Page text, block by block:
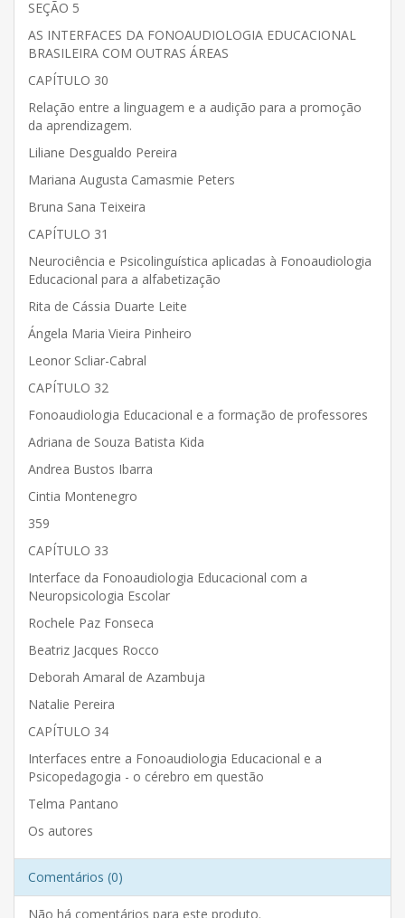
SEÇÃO 5
AS INTERFACES DA FONOAUDIOLOGIA EDUCACIONAL
BRASILEIRA COM OUTRAS ÁREAS
CAPÍTULO 30
Relação entre a linguagem e a audição para a promoção
da aprendizagem.
Liliane Desgualdo Pereira
Mariana Augusta Camasmie Peters
Bruna Sana Teixeira
CAPÍTULO 31
Neurociência e Psicolinguística aplicadas à Fonoaudiologia
Educacional para a alfabetização
Rita de Cássia Duarte Leite
Ángela Maria Vieira Pinheiro
Leonor Scliar-Cabral
CAPÍTULO 32
Fonoaudiologia Educacional e a formação de professores
Adriana de Souza Batista Kida
Andrea Bustos Ibarra
Cintia Montenegro
359
CAPÍTULO 33
Interface da Fonoaudiologia Educacional com a
Neuropsicologia Escolar
Rochele Paz Fonseca
Beatriz Jacques Rocco
Deborah Amaral de Azambuja
Natalie Pereira
CAPÍTULO 34
Interfaces entre a Fonoaudiologia Educacional e a
Psicopedagogia - o cérebro em questão
Telma Pantano
Os autores
Comentários (0)
Não há comentários para este produto.